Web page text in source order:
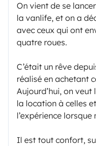
On vient de se
la vanlife, et on a
avec ceux qui ont
quatre roues.
C’était un rêve
réalisé en achetant
Aujourd’hui, on
la location à celles
l’expérience lorsque
Il est tout confort,